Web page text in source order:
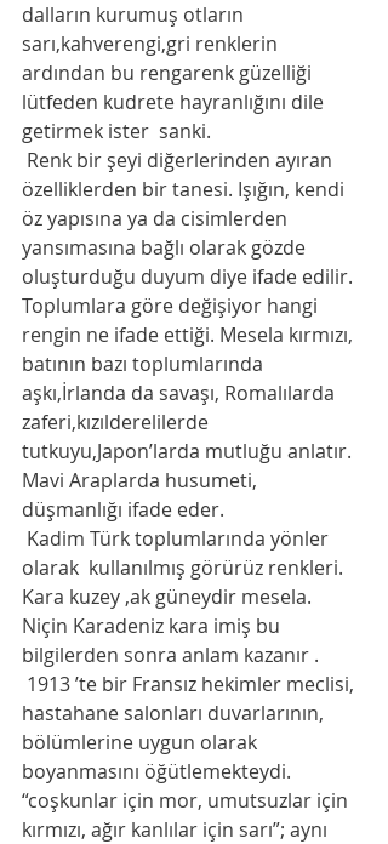
dalların kurumuş otların
sarı,kahverengi,gri renklerin
ardından bu rengarenk güzelliği
lütfeden kudrete hayranlığını dile
getirmek ister  sanki.
özelliklerden bir tanesi. Işığın, kendi
öz yapısına ya da cisimlerden
yansımasına bağlı olarak gözde
oluşturduğu duyum diye ifade edilir.
Toplumlara göre değişiyor hangi
rengin ne ifade ettiği. Mesela kırmızı,
batının bazı toplumlarında
aşkı,İrlanda da savaşı, Romalılarda
zaferi,kızılderelilerde
tutkuyu,Japon’larda mutluğu anlatır.
Mavi Araplarda husumeti,
düşmanlığı ifade eder.
olarak  kullanılmış görürüz renkleri.
Kara kuzey ,ak güneydir mesela.
Niçin Karadeniz kara imiş bu
bilgilerden sonra anlam kazanır .
hastahane salonları duvarlarının,
bölümlerine uygun olarak
boyanmasını öğütlemekteydi.
“coşkunlar için mor, umutsuzlar için
kırmızı, ağır kanlılar için sarı”; aynı